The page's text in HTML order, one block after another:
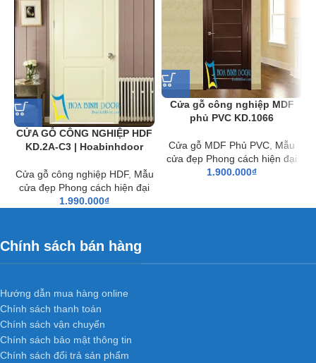
CỬA GỖ CÔNG NGHIỆP HDF
KD.2A-C3 | Hoabinhdoor
Cửa gỗ công nghiệp HDF, Mẫu
cửa đẹp Phong cách hiện đại
1.990.000₫
Cửa gỗ công nghiệp MDF
phủ PVC KD.1066
Cửa gỗ MDF Phủ PVC Mẫu
cửa đẹp Phong cách hiện đại
1.900.000₫
Chính sách bán hàng
Hướng dẫn mua hàng online
Chính sách thanh toán
Chính sách vận chuyển
Chính sách bảo mật thông tin
Chính sách đổi trả sản phẩm